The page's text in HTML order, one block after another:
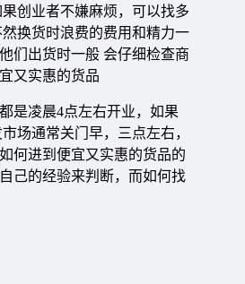
创业者不嫌麻烦，可以找多
换货时浪费的费用和精力一
们出货时一般 会仔细检查商
又实惠的货品
是凌晨4点左右开业，如果
场通常关门早，三点左右，
何进到便宜又实惠的货品的
己的经验来判断，而如何找